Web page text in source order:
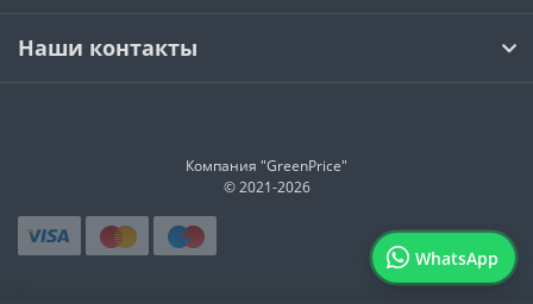
WhatsApp
Наши контакты
Компания "GreenPrice"
© 2021-2026